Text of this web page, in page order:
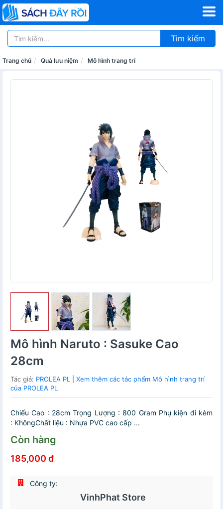
Tìm kiếm
Trang chủ Quà lưu niệm Mô hình trang trí
Mô hình Naruto : Sasuke Cao
28cm
Tác giả: PROLEA PL
Xem thêm các tác phẩm Mô hình trang trí
của PROLEA PL
Chiếu Cao : 28cm Trọng Lượng : 800 Gram Phụ kiện đi kèm
: KhôngChất liệu : Nhựa PVC cao cấp ...
Còn hàng
185,000 đ
Công ty:
VinhPhat Store